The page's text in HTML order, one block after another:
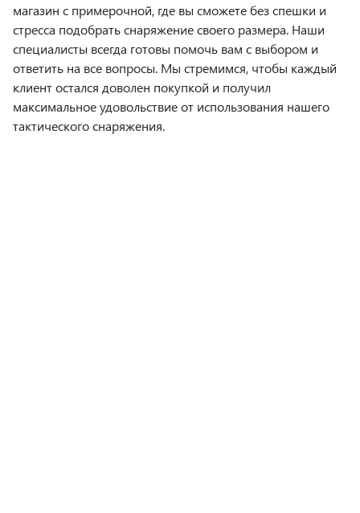
магазин с примерочной, где вы сможете без спешки и
стресса подобрать снаряжение своего размера. Наши
специалисты всегда готовы помочь вам с выбором и
ответить на все вопросы. Мы стремимся, чтобы каждый
клиент остался доволен покупкой и получил
максимальное удовольствие от использования нашего
тактического снаряжения.